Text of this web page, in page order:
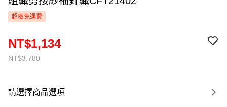
超取免運費
NT$3,780
NT$1,134
請選擇商品選項